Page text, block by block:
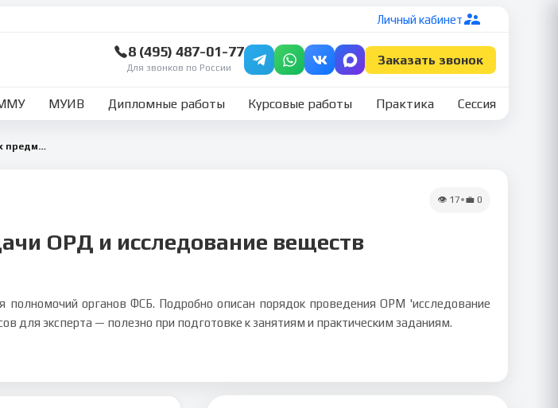
Личный кабинет
8 (495) 487-01-77
Для звонков по России
Заказать звонок
МУИВ Дипломные работы Курсовые работы Практика Сессия
Общие задачи ОРД и порядок исследования изъятых предметов и документов
👁 17•💼 0
ОРД и исследование веществ
полномочий органов ФСБ. Подробно описан порядок проведения ОРМ 'исследование
для эксперта — полезно при подготовке к занятиям и практическим заданиям.